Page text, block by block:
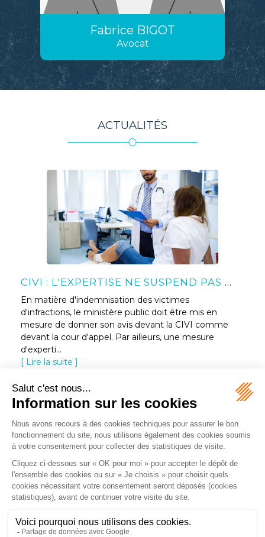
Fabrice BIGOT
Avocat
ACTUALITÉS
NULLITÉ D’UN TESTAMENT ET ACTION EN PARTAGE : L’ARTICLE 1360 DU CPC NE S’APPLIQUE PAS À LA CONTESTATION DU TESTAMENT
Une femme décède en 2018, en laissant pour lui
succéder ses deux sœurs et sa demi-sœur. Elle
avait rédigé un testament olographe, daté du 7
juillet 2006, instituant l’une de ses sœurs légataire
de...
Lire la suite
2B2G AVOCATS
6 RUE GEILER
67000 STRASBOURG
Tél :03 88 11 29 13
NOUS LOCALISER